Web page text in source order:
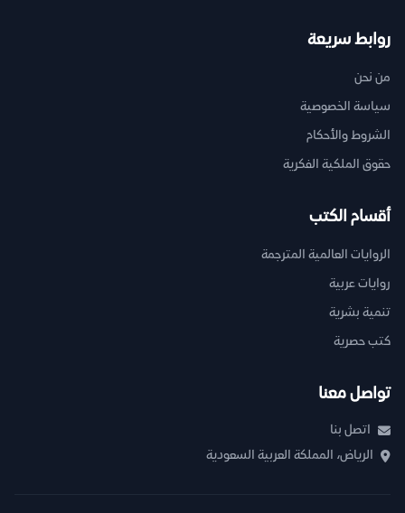
روابط سريعة
من نحن
سياسة الخصوصية
الشروط والأحكام
حقوق الملكية الفكرية
أقسام الكتب
الروايات العالمية المترجمة
روايات عربية
تنمية بشرية
كتب حصرية
تواصل معنا
اتصل بنا
الرياض، المملكة العربية السعودية